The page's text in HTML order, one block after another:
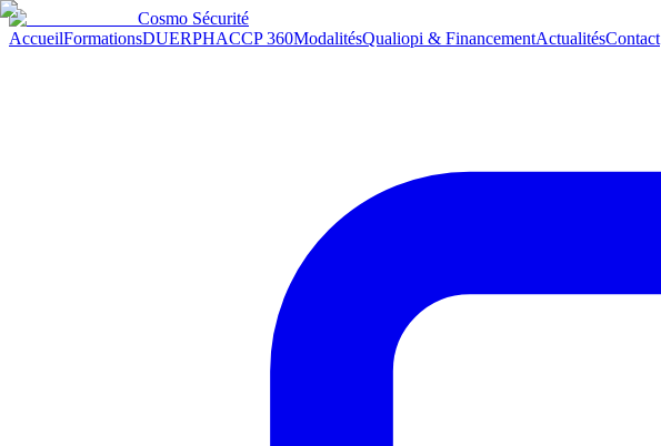
Cosmo Sécurité
AccueilFormationsDUERPHACCP 360ModalitésQualiopi & FinancementActualitésContact